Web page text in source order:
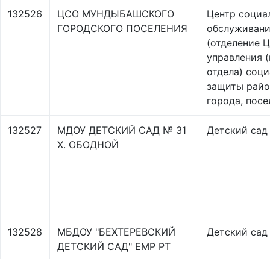
132526
ЦСО МУНДЫБАШСКОГО
ГОРОДСКОГО ПОСЕЛЕНИЯ
Центр
(отделение
управления
отдела)
защиты
города,
132527
МДОУ ДЕТСКИЙ САД № 31
Х. ОБОДНОЙ
Детский сад
132528
МБДОУ "БЕХТЕРЕВСКИЙ
ДЕТСКИЙ САД" ЕМР РТ
Детский сад